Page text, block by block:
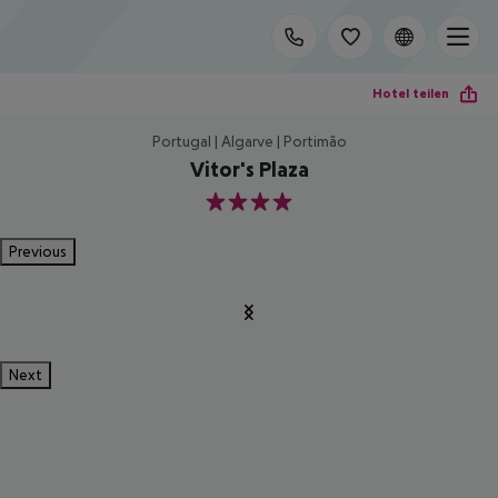
Hotel teilen
Portugal | Algarve | Portimão
Vitor's Plaza
4
Previous
Next